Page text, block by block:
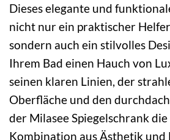
Dieses elegante und
nicht nur ein praktischer
sondern auch ein stilvolles
Ihrem Bad einen Hauch von
seinen klaren Linien, der
Oberfläche und den
der Milasee Spiegelschrank
Kombination aus Ästhetik